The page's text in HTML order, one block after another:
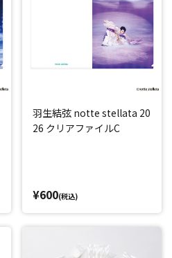
羽生結弦 notte stellata 20
26 クリアファイルC
¥600(税込)